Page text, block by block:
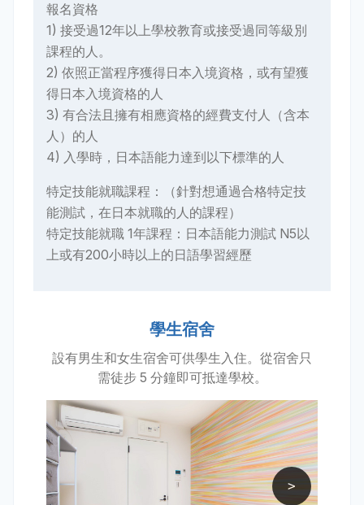
報名資格
1) 接受過12年以上學校教育或接受過同等級別
課程的人。
2) 依照正當程序獲得日本入境資格，或有望獲
得日本入境資格的人
3) 有合法且擁有相應資格的經費支付人（含本
人）的人
4) 入學時，日本語能力達到以下標準的人
特定技能就職課程：（針對想通過合格特定技
能測試，在日本就職的人的課程）
特定技能就職 1年課程：日本語能力測試 N5以
上或有200小時以上的日語學習經歷
學生宿舍
設有男生和女生宿舍可供學生入住。從宿舍只
需徒步 5 分鐘即可抵達學校。
>